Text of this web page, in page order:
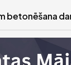
betonēšana